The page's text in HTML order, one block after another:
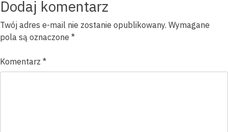
Dodaj komentarz
Twój adres e-mail nie zostanie opublikowany. Wymagane
pola są oznaczone *
Komentarz *